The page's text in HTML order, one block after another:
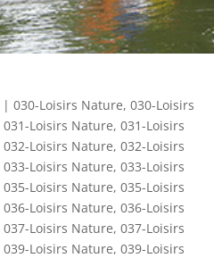
| 030-Loisirs Nature, 030-Loisirs
031-Loisirs Nature, 031-Loisirs
032-Loisirs Nature, 032-Loisirs
033-Loisirs Nature, 033-Loisirs
035-Loisirs Nature, 035-Loisirs
036-Loisirs Nature, 036-Loisirs
037-Loisirs Nature, 037-Loisirs
039-Loisirs Nature, 039-Loisirs